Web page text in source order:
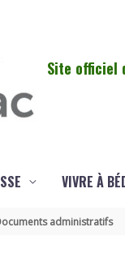
Site officiel
VIVRE À
administratifs